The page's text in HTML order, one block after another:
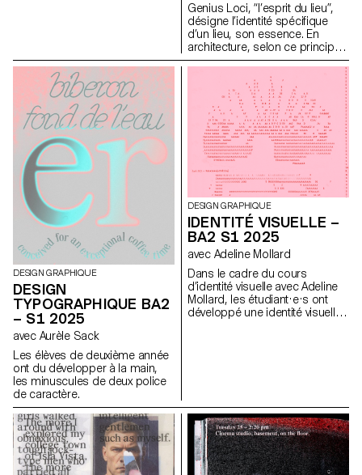
l’impression, en considérant
les images comme des
surfaces à découper, plier,
superposer et assembler pour
créer des objets sculpturaux. À
travers des tests rapides et des
expérimentations matérielles,
l’atelier a encouragé les
étudiant·e·s à naviguer
constamment entre image,
surface, objet et
documentation. En travaillant
avec l’impression, l’échelle et la
mise en espace, ils et elles ont
exploré comment les images
photographiques peuvent
acquérir une présence
physique et occuper l’espace
au-delà de l’écran.
Genius Loci, “l’esprit du lieu”,
désigne l’identité spécifique
d’un lieu, son essence. En
architecture, selon ce principe,
les caractéristiques uniques
d’un lieu sont prolongées dans
une réalisation. Les élèves de
2ème année en Design
graphique ont travaillé sur une
communication basée sur ce
principe et sur la réalisation
architecturale qui s’y réfère afin
d’en faire la promotion, ou de
prolonger la communication du
DESIGN GRAPHIQUE
DESIGN
TYPOGRAPHIQUE BA2
– S1 2025
avec Aurèle Sack
Les élèves de deuxième année
ont du développer à la main,
les minuscules de deux police
de caractère.
DESIGN GRAPHIQUE
IDENTITÉ VISUELLE –
BA2 S1 2025
avec Adeline Mollard
Dans le cadre du cours
d’identité visuelle avec Adeline
Mollard, les étudiant·e·s ont
développé une identité visuelle
sur une série de supports, de
la carte de visite au format F4,
comprenant affiches, flyers,
cartes de visite ainsi qu’une
affiche animée.